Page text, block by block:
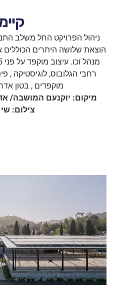
ניהול הפרויקט החל משלב
הוצאת שלושה היתרים הכוללים
רחבי הגלובוס, לוגיסטיקה ,
מוקפדים , בטון
מיקום: יוקנעם המושבה/
צילום: